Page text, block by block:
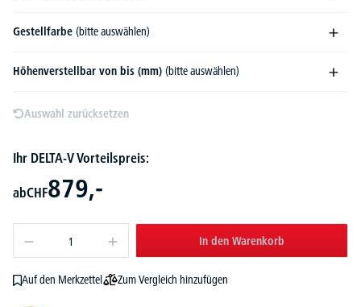
Gestellfarbe (bitte auswählen)
Höhenverstellbar von bis (mm) (bitte auswählen)
Auswahl zurücksetzen
Ihr DELTA-V Vorteilspreis:
abCHF879,-
In den Warenkorb
Auf den Merkzettel Zum Vergleich hinzufügen